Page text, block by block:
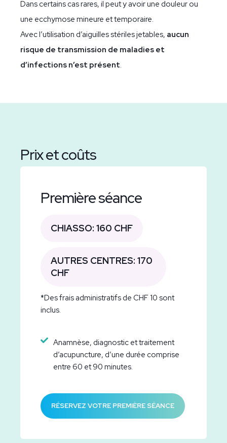
Dans certains cas rares, il peut y avoir une douleur ou
une ecchymose mineure et temporaire.
Avec l’utilisation d’aiguilles stériles jetables, aucun
risque de transmission de maladies et
d’infections n’est présent.
Prix et coûts
Première séance
CHIASSO: 160 CHF
AUTRES CENTRES: 170
CHF
*Des frais administratifs de CHF 10 sont
inclus.
Anamnèse, diagnostic et traitement
d’acupuncture, d’une durée comprise
entre 60 et 90 minutes.
RÉSERVEZ VOTRE PREMIÈRE SÉANCE